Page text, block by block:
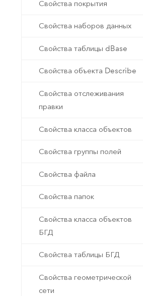
Свойства покрытия
Свойства наборов данных
Свойства таблицы dBase
Свойства объекта Describe
Свойства отслеживания
правки
Свойства класса объектов
Свойства группы полей
Свойства файла
Свойства папок
Свойства класса объектов
БГД
Свойства таблицы БГД
Свойства геометрической
сети